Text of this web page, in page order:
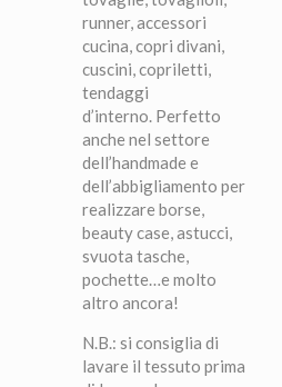
runner, accessori
cucina, copri divani,
cuscini, copriletti,
tendaggi
d’interno. Perfetto
anche nel settore
dell’handmade e
dell’abbigliamento per
realizzare borse,
beauty case, astucci,
svuota tasche,
pochette…e molto
altro ancora!
N.B.: si consiglia di
lavare il tessuto prima